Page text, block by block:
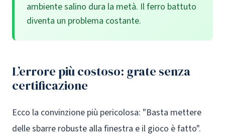
ambiente salino dura la metà. Il ferro battuto
diventa un problema costante.
L’errore più costoso: grate senza
certificazione
Ecco la convinzione più pericolosa: "Basta mettere
delle sbarre robuste alla finestra e il gioco è fatto".